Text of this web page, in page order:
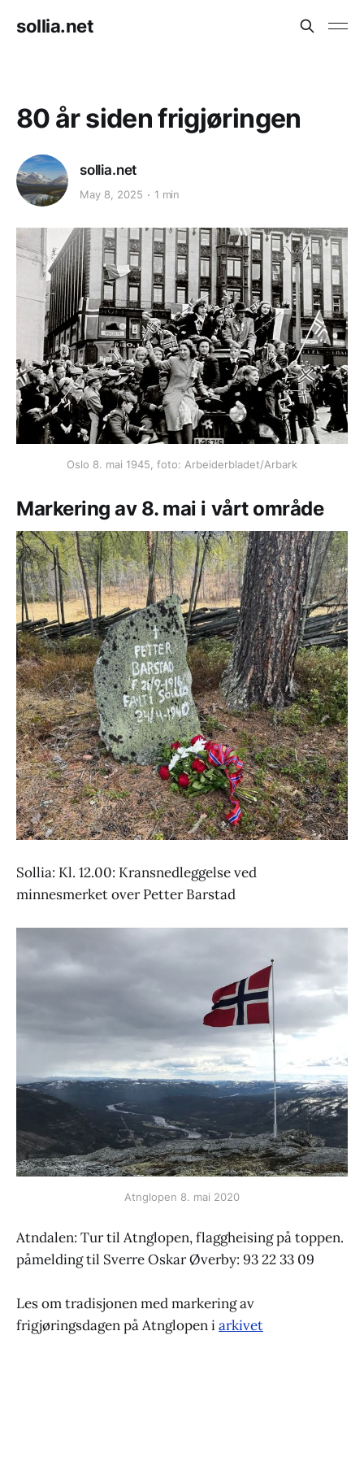
sollia.net
80 år siden frigjøringen
sollia.net
May 8, 2025 1 min
Oslo 8. mai 1945, foto: Arbeiderbladet/Arbark
Markering av 8. mai i vårt område
Sollia: Kl. 12.00: Kransnedleggelse ved
minnesmerket over Petter Barstad
Atnglopen 8. mai 2020
Atndalen: Tur til Atnglopen, flaggheising på toppen.
påmelding til Sverre Oskar Øverby: 93 22 33 09
Les om tradisjonen med markering av
frigjøringsdagen på Atnglopen iarkivet